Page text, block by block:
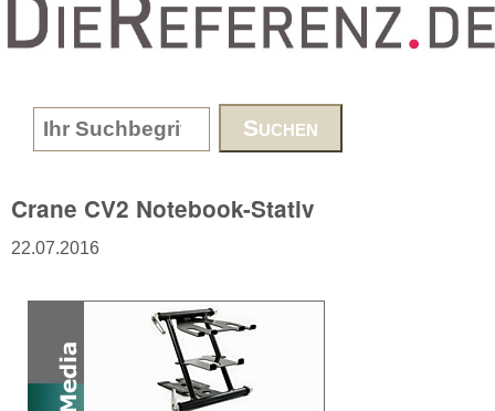
www.DieReferenz.de
Search form
Crane CV2 Notebook-Stativ
22.07.2016